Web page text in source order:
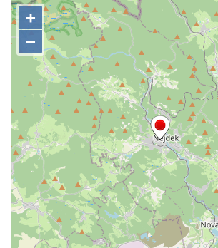
Pamětní deska prvního předvedení
televizního obrazu na Městském úřadu v
Tanvaldu
Pamětní deska Josefa Schindlera na
základní škole v Desné
Pamětní desky významných rodáků na zdi
kostela svatého Bartoloměje ve Velkém
Šenově
Pamětní deska Johanna Wolfganga Goetha
na Komorní Hůrce
Pamětní deska Edmunda Kaizla na
bývalém špitále v Cítolibech